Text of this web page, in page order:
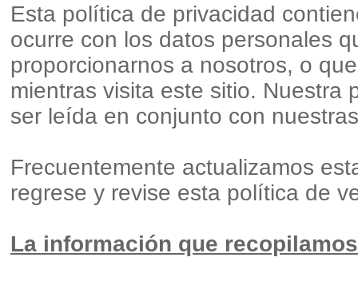
Esta política de privacidad
ocurre con los datos personales
proporcionarnos a nosotros, o
mientras visita este sitio. Nuestra
ser leída en conjunto con
Frecuentemente actualizamos
regrese y revise esta política de
La información que